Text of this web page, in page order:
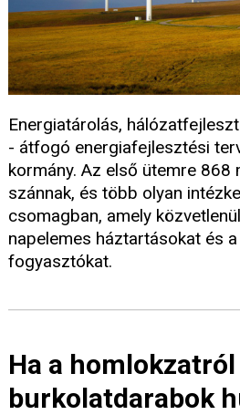
Energiatárolás,
- átfogó energiafejlesztési
kormány. Az első ütemre
szánnak, és több olyan
csomagban, amely
napelemes háztartásokat és
fogyasztókat.
Ha a homlokzatról
burkolatdarabok